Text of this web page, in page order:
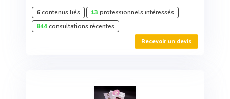
6contenus liés 13 professionnels intéressés
844consultations récentes
Recevoir un devis